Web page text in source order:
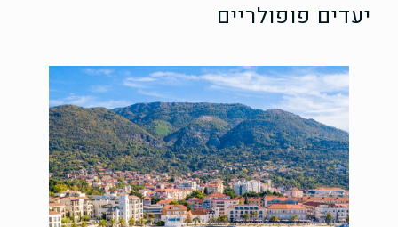
יעדים פופולריים